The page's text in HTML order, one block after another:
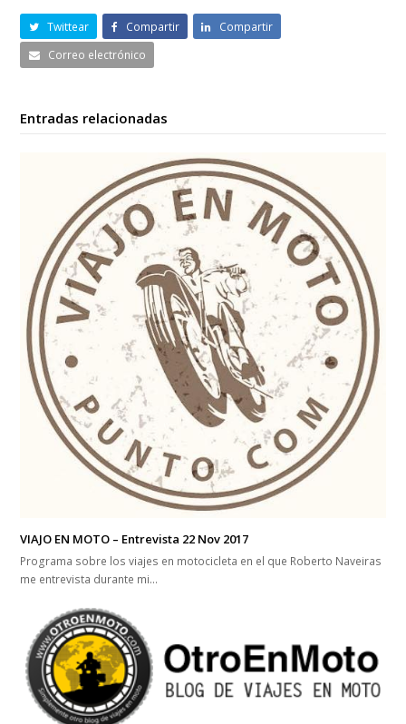
Twittear Compartir
Compartir
Correo electrónico
Entradas relacionadas
VIAJO EN MOTO – Entrevista 22 Nov 2017
Programa sobre los viajes en motocicleta en el que Roberto Naveiras
me entrevista durante mi…